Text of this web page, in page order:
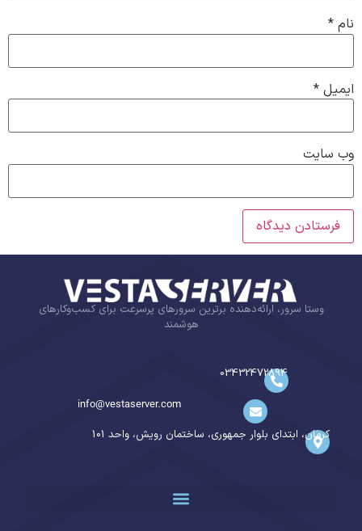
نام *
ایمیل *
وب‌ سایت
وستا سرور، ارائه‌دهنده برترین سرورهای پرسرعت برای کسب‌وکارهای
هوشمند
03432472894
info@vestaserver.com
کرمان، ابتدای بلوار جمهوری، ساختمان رویش، واحد 101